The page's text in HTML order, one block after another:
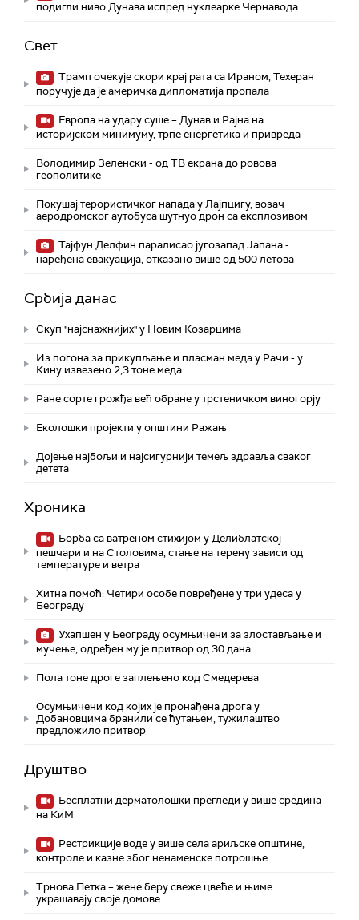
подигли ниво Дунава испред нуклеарке Чернавода
Свет
Трамп очекује скори крај рата са Ираном, Техеран
поручује да је америчка дипломатија пропала
Европа на удару суше – Дунав и Рајна на
историјском минимуму, трпе енергетика и привреда
Володимир Зеленски - од ТВ екрана до ровова
геополитике
Покушај терористичког напада у Лајпцигу, возач
аеродромског аутобуса шутнуо дрон са експлозивом
Тајфун Делфин паралисао југозапад Јапана -
наређена евакуација, отказано више од 500 летова
Србија данас
Скуп "најснажнијих" у Новим Козарцима
Из погона за прикупљање и пласман меда у Рачи - у
Кину извезено 2,3 тоне меда
Ране сорте грожђа већ обране у трстеничком виногорју
Eколошки пројекти у општини Ражањ
Дојење најбољи и најсигурнији темељ здравља сваког
детета
Хроника
Борба са ватреном стихијом у Делиблатској
пешчари и на Столовима, стање на терену зависи од
температуре и ветра
Хитна помоћ: Четири особе повређене у три удеса у
Београду
Ухапшен у Београду осумњичени за злостављање и
мучење, одређен му је притвор од 30 дана
Пола тоне дроге заплењено код Смедерева
Осумњичени код којих је пронађена дрога у
Добановцима бранили се ћутањем, тужилаштво
предложило притвор
Друштво
Бесплатни дерматолошки прегледи у више средина
на КиМ
Рестрикције воде у више села ариљске општине,
контроле и казне због ненаменске потрошње
Трнова Петка – жене беру свеже цвеће и њиме
украшавају своје домове